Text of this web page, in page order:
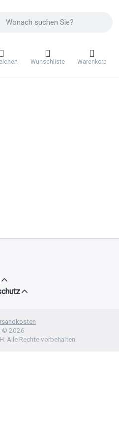
Wunschliste Warenkorb
© 2026
Alle Rechte vorbehalten.